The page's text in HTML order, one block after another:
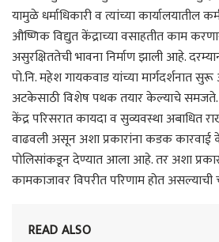
यामुळे धर्माधिकारी व त्यांच्या कार्यालयातील
औष्णिक विद्युत केंद्राच्या वसाहतीत काम
असुरक्षिततेची भावना निर्माण झाली आहे.
पो.नि. महेश गायकवाड यांच्या मार्गदर्शनात
अटकेसाठी विशेष पथक तयार केल्याचे समजते.
केंद्र परिसरात कायदा व सुव्यवस्था अबाधित
वाढवली असून अशा प्रकारांना कडक कारवाई
पोलिसांकडून देण्यात आला आहे. तर अशा
कामकाजावर विपरीत परिणाम होत
READ ALSO